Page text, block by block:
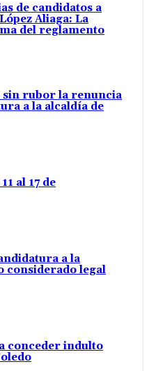
de candidatos a
Aliaga: La
del reglamento
sin rubor la renuncia
a la alcaldía de
al 17 de
a la
considerado legal
conceder indulto